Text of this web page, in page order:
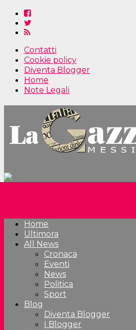
Contatti
Cookie policy
Diventa Blogger
Home
Note Legali
Home
Ultimora
All News
Cronaca
Eventi
News
Politica
Sport
Blog
Diventa Blogger
I Blogger